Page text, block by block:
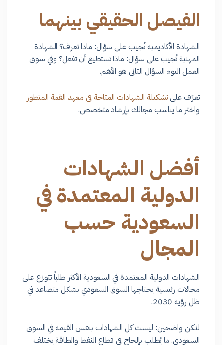
الفيصل الحقيقي بينهما
الشهادة الأكاديمية تُجيب على سؤال: ماذا تعرف؟ الشهادة
المهنية تُجيب على سؤال: ماذا تستطيع أن تفعل؟ وفي سوق
العمل اليوم السؤال الثاني هو الأهم.
تعرّف علىتشكيلة الشهادات المتاحة في معهد القمة المتطور
واختر ما يناسب مجالك بإرشاد متخصص.
أفضل الشهادات
الدولية المعتمدة في
السعودية حسب
المجال
الشهادات الدولية المعتمدة في السعودية الأكثر طلباً تتوزع على
مجالات رئيسية يحتاجها السوق السعودي بشكل متصاعد في
ظل رؤية 2030.
لنكن واضحين: ليست كل الشهادات بنفس القيمة في السوق
السعودي. ما يُطلب بإلحاح في قطاع النفط والطاقة يختلف